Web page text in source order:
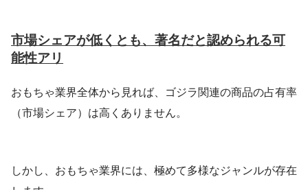
市場シェアが低くとも、著名だと認められる可
能性アリ
おもちゃ業界全体から見れば、ゴジラ関連の商品の占有率
（市場シェア）は高くありません。
しかし、おもちゃ業界には、極めて多様なジャンルが存在